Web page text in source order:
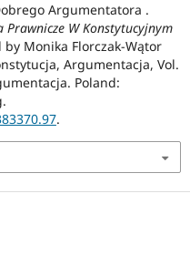
Argumentatora .
W Konstytucyjnym
by Monika Florczak-Wątor
Argumentacja, Vol.
Poland:
.